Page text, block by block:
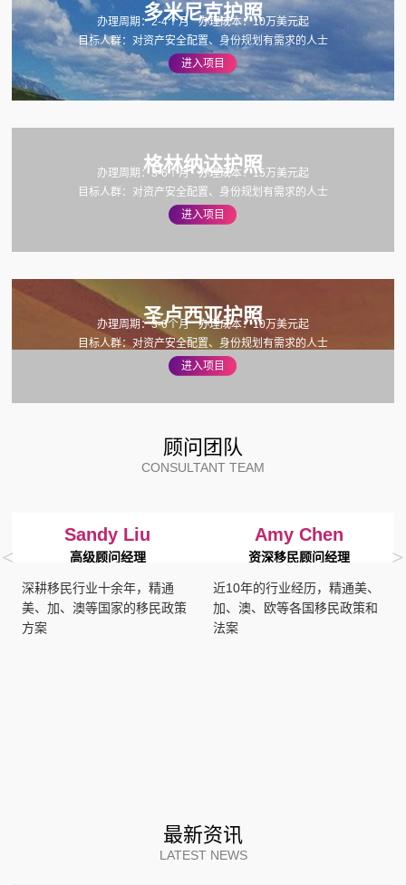
多米尼克护照
办理周期：2-4个月
办理成本：10万美元起
目标人群：对资产安全配置、身份规划有需求的人士
进入项目
格林纳达护照
办理周期：3-6个月
办理成本：15万美元起
目标人群：对资产安全配置、身份规划有需求的人士
进入项目
圣卢西亚护照
办理周期：3-6个月
办理成本：10万美元起
目标人群：对资产安全配置、身份规划有需求的人士
进入项目
顾问团队
CONSULTANT TEAM
Sandy Liu
高级顾问经理
深耕移民行业十余年，精通
美、加、澳等国家的移民政策
方案
Amy Chen
资深移民顾问经理
近10年的行业经历，精通美、
加、澳、欧等各国移民政策和
法案
< >
最新资讯
LATEST NEWS